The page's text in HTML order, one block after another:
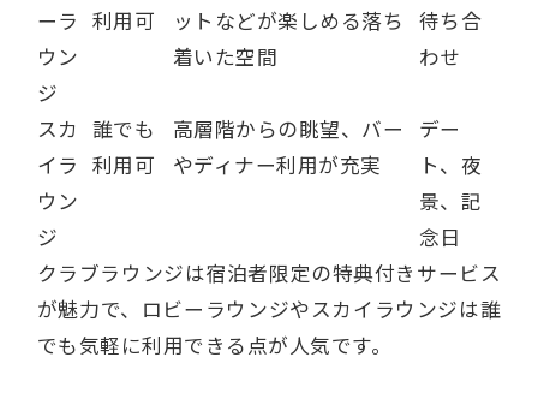
ーラ
ウン
ジ
利用可
ットなどが楽しめる落ち
着いた空間
待ち合
わせ
スカ
イラ
ウン
ジ
誰でも
利用可
高層階からの眺望、バー
やディナー利用が充実
デー
ト、夜
景、記
念日
クラブラウンジは宿泊者限定の特典付きサービス
が魅力で、ロビーラウンジやスカイラウンジは誰
でも気軽に利用できる点が人気です。